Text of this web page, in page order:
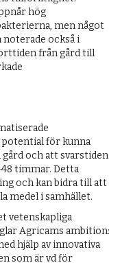
hög
men något
också i
från gård till
för kunna
och att svarstiden
timmar. Detta
och kan bidra till att
medel i samhället.
vetenskapliga
Agricams ambition:
hjälp av innovativa
som är vd för